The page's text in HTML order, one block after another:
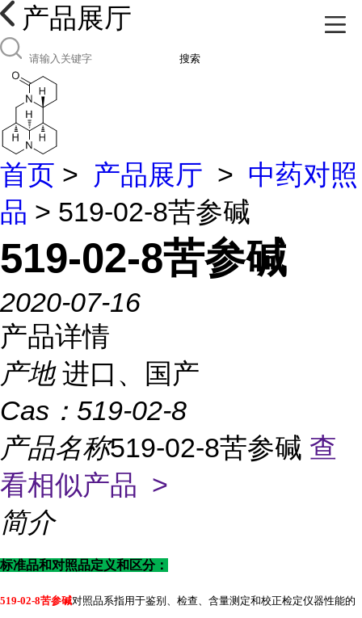
产品展厅
搜索
首页 > 产品展厅 > 中药对照
品 > 519-02-8苦参碱
519-02-8苦参碱
2020-07-16
产品详情
产地 进口、国产
Cas： 519-02-8
产品名称519-02-8苦参碱 查
看相似产品 >
简介
标准品和对照品定义和区分：
519-02-8苦参碱对照品系指用于鉴别、检查、含量测定和校正检定仪器性能的